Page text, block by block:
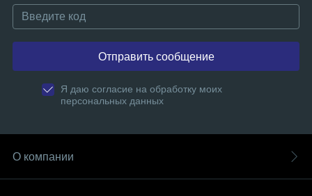
Отправить сообщение
Я даю согласие на обработку моих
персональных данных
О компании